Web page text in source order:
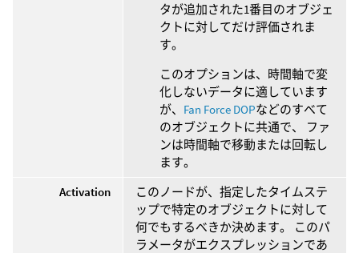
タが追加された1番目のオブジェ
クトに対してだけ評価されま
す。
このオプションは、時間軸で変
化しないデータに適しています
が、 Fan Force DOPなどのすべて
のオブジェクトに共通で、 ファ
ンは時間軸で移動または回転し
ます。
Activation
このノードが、指定したタイムステ
ップで特定のオブジェクトに対して
何でもするべきか決めます。 このパ
ラメータがエクスプレッションであ